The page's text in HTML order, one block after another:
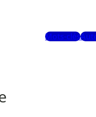
Mots-clés